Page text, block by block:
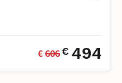
€ 606€ 494